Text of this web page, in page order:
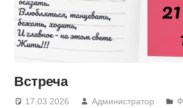
Встреча
17.03.2026 Администратор